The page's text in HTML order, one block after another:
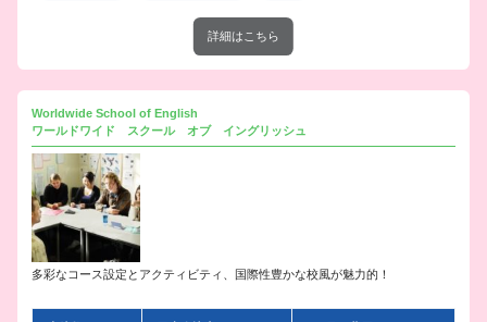
詳細はこちら
Worldwide School of English
ワールドワイド スクール オブ イングリッシュ
多彩なコース設定とアクティビティ、国際性豊かな校風が魅力的！